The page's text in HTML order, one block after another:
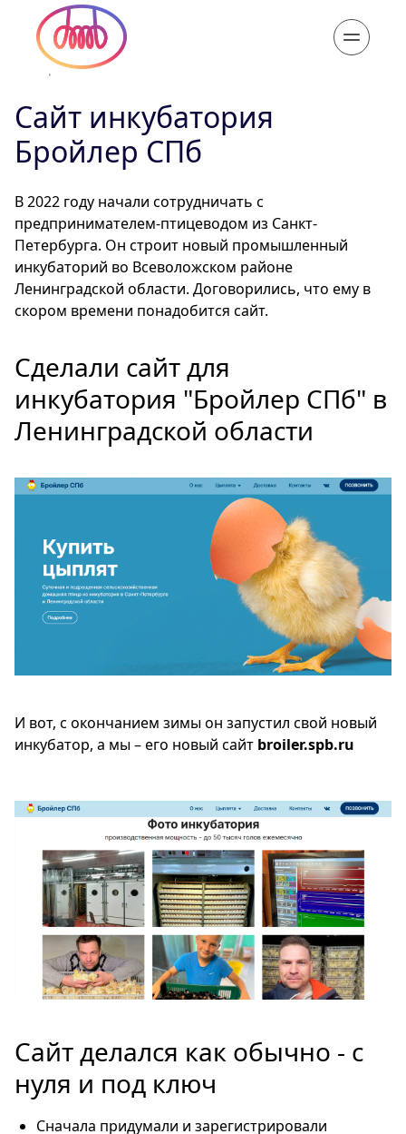
11 апр. 2023
Сайт инкубатория
Бройлер СПб
В 2022 году начали сотрудничать с
предпринимателем-птицеводом из Санкт-
Петербурга. Он строит новый промышленный
инкубаторий во Всеволожском районе
Ленинградской области. Договорились, что ему в
скором времени понадобится сайт.
Сделали сайт для
инкубатория "Бройлер СПб" в
Ленинградской области
И вот, с окончанием зимы он запустил свой новый
инкубатор, а мы – его новый сайт broiler.spb.ru
Сайт делался как обычно - с
нуля и под ключ
Сначала придумали и зарегистрировали